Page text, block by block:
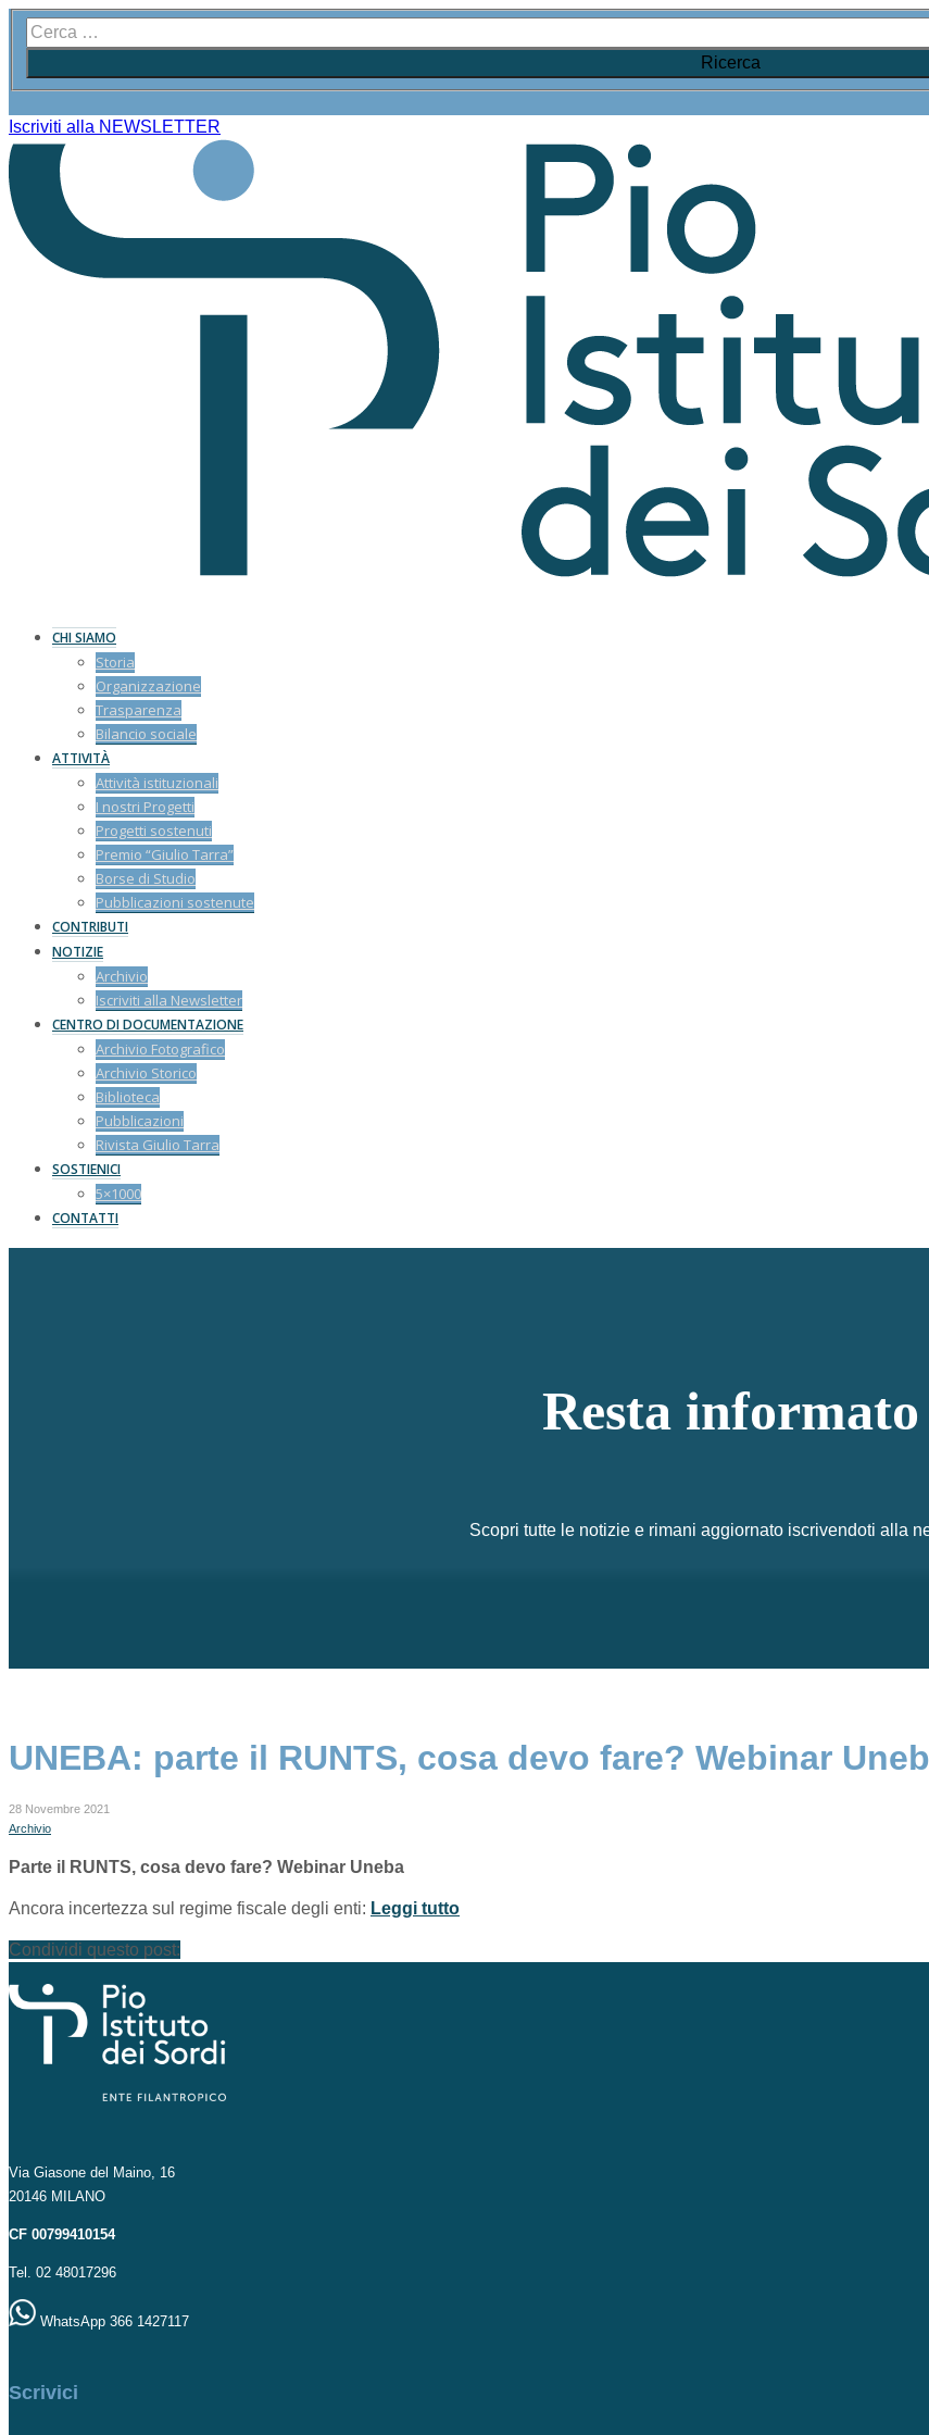
Iscriviti alla NEWSLETTER
CHI SIAMO
Storia
Organizzazione
Trasparenza
Bilancio sociale
ATTIVITÀ
Attività istituzionali
I nostri Progetti
Progetti sostenuti
Premio “Giulio Tarra”
Borse di Studio
Pubblicazioni sostenute
CONTRIBUTI
NOTIZIE
Archivio
Iscriviti alla Newsletter
CENTRO DI DOCUMENTAZIONE
Archivio Fotografico
Archivio Storico
Biblioteca
Pubblicazioni
Rivista Giulio Tarra
SOSTIENICI
5×1000
CONTATTI
Resta informato
Scopri tutte le notizie e rimani aggiornato iscrivendoti alla
UNEBA: parte il RUNTS, cosa devo fare? Webinar
28 Novembre 2021
Archivio
Parte il RUNTS, cosa devo fare? Webinar Uneba
Ancora incertezza sul regime fiscale degli enti: Leggi tutto
Condividi questo post:
Via Giasone del Maino, 16
20146 MILANO
CF 00799410154
Tel. 02 48017296
WhatsApp 366 1427117
Scrivici